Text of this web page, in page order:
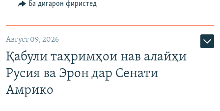
Ба дигарон фиристед
Август 09, 2026
Қабули таҳримҳои нав алайҳи
Русия ва Эрон дар Сенати
Амрико